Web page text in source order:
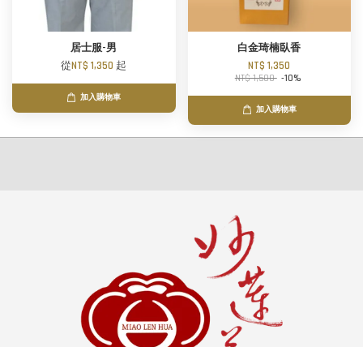
居士服-男
從NT$ 1,350 起
加入購物車
白金琦楠臥香
NT$ 1,350
NT$ 1,500 -10%
加入購物車